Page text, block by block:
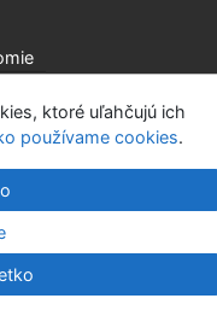
pri Technickej
Slovakia, s.r.o.
ktoré uľahčujú ich
používame cookies.